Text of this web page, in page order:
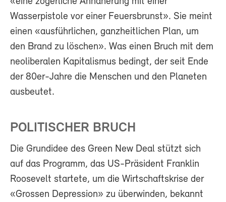
Wasserpistole vor einer Feuersbrunst». Sie meint
einen «ausführlichen, ganzheitlichen Plan, um
den Brand zu löschen». Was einen Bruch mit dem
neoliberalen Kapitalismus bedingt, der seit Ende
der 80er-Jahre die Menschen und den Planeten
ausbeutet.
POLITISCHER BRUCH
Die Grundidee des Green New Deal stützt sich
auf das Programm, das US-Präsident Franklin
Roosevelt startete, um die Wirtschaftskrise der
«Grossen Depression» zu überwinden, bekannt